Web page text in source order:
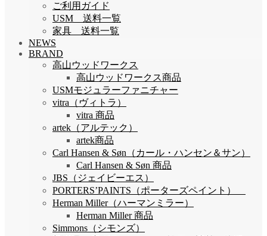
ご利用ガイド
USM 送料一覧
家具 送料一覧
NEWS
BRAND
高山ウッドワークス
高山ウッドワークス商品
USMモジュラーファニチャー
vitra（ヴィトラ）
vitra 商品
artek（アルテック）
artek商品
Carl Hansen & Søn（カール・ハンセン＆サン）
Carl Hansen & Søn 商品
JBS（ジェイビーエス）
PORTERS’PAINTS（ポーターズペイント）
Herman Miller（ハーマンミラー）
Herman Miller 商品
Simmons（シモンズ）